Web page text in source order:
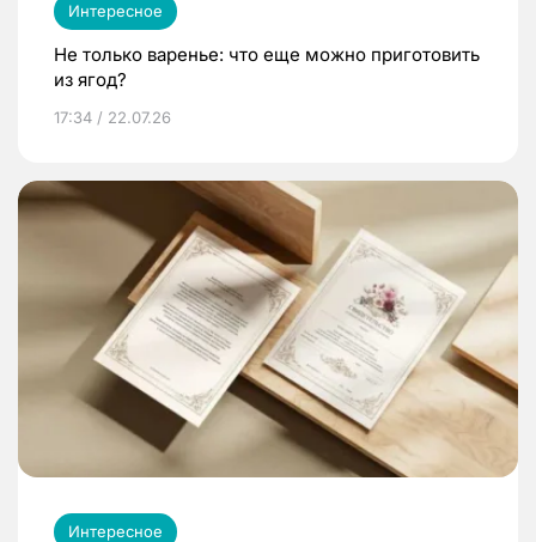
Интересное
Не только варенье: что еще можно приготовить
из ягод?
17:34 / 22.07.26
Интересное